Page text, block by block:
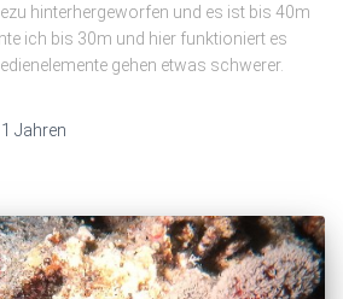
hinterhergeworfen und es ist bis 40m
ich bis 30m und hier funktioniert es
gehen etwas schwerer.
Jahren